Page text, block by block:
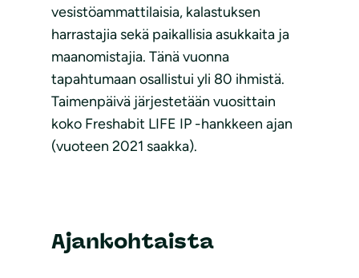
vesistöammattilaisia, kalastuksen
harrastajia sekä paikallisia asukkaita ja
maanomistajia. Tänä vuonna
tapahtumaan osallistui yli 80 ihmistä.
Taimenpäivä järjestetään vuosittain
koko Freshabit LIFE IP -hankkeen ajan
(vuoteen 2021 saakka).
Ajankohtaista